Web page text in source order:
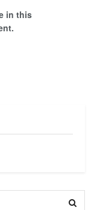
in this